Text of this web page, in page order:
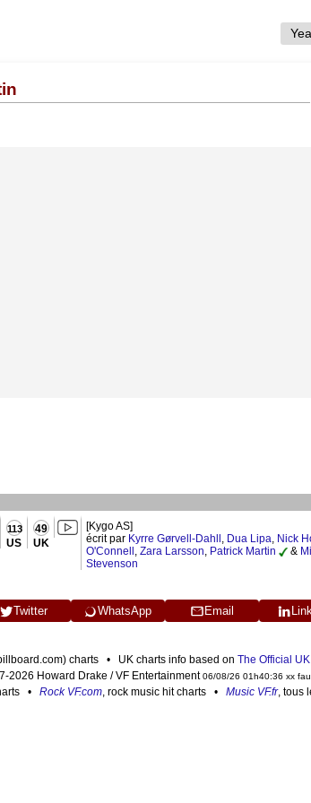
113
US
49
UK
[Kygo AS]
écrit par Kyrre Gørvell-Dahll , Dua Lipa, Nick
O'Connell , Zara Larsson, Patrick Martin &
Stevenson
Twitter WhatsApp Email
charts • UK charts info based on The Official
2026 Howard Drake / VF Entertainment06/08/26 01h40:36 xx
• Rock VF.com, rock music hit charts • Music VF.fr, tous